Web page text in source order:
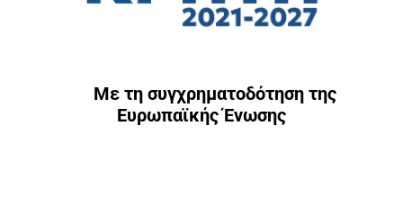
Με τη συγχρηματοδότηση της
Ευρωπαϊκής Ένωσης